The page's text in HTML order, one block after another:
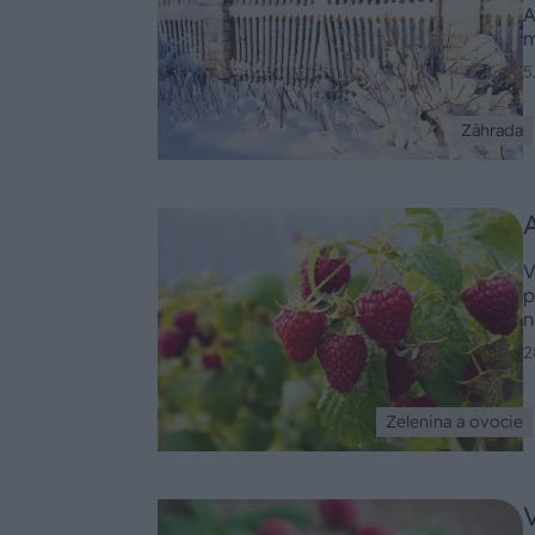
Záhrada
Zelenina a ovocie